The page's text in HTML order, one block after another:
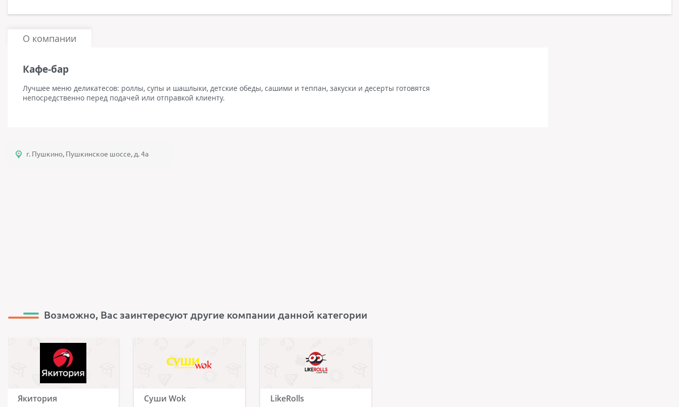
О компании
Кафе-бар
Лучшее меню деликатесов: роллы, супы и шашлыки, детские обеды, сашими и теппан, закуски и десерты готовятся
непосредственно перед подачей или отправкой клиенту.
г. Пушкино, Пушкинское шоссе, д. 4а
Возможно, Вас заинтересуют другие компании данной категории
Якитория Суши Wok LikeRolls